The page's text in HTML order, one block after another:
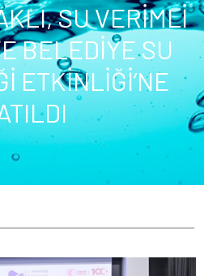
SU VERİMLİ
BELEDİYE SU
ETKİNLİĞİ’NE